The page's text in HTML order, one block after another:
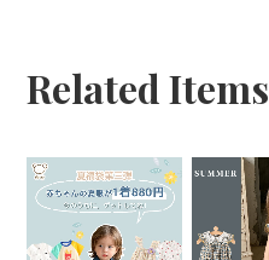
Related Items